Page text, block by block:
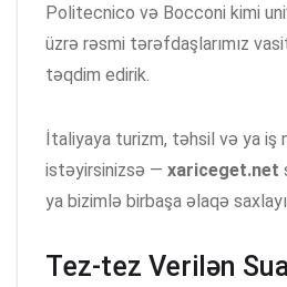
Politecnico və Bocconi kimi
üzrə rəsmi tərəfdaşlarımız
təqdim edirik.
İtaliyaya turizm, təhsil və ya iş
istəyirsinizsə — xariceget.net
ya bizimlə birbaşa əlaqə
Tez-tez Verilən